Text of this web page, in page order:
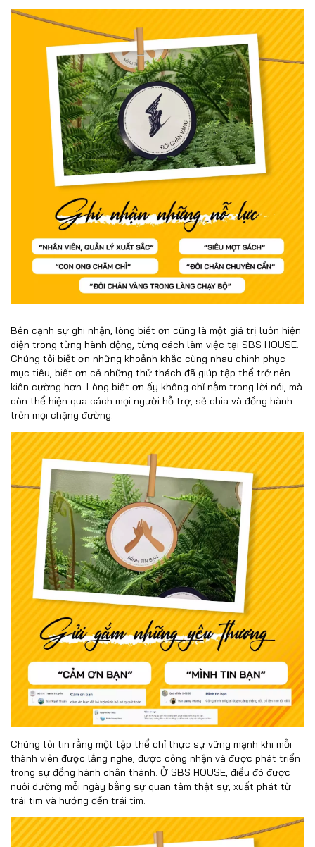
Bên cạnh sự ghi nhận, lòng biết ơn cũng là một giá trị luôn hiện
diện trong từng hành động, từng cách làm việc tại SBS HOUSE.
Chúng tôi biết ơn những khoảnh khắc cùng nhau chinh phục
mục tiêu, biết ơn cả những thử thách đã giúp tập thể trở nên
kiên cường hơn. Lòng biết ơn ấy không chỉ nằm trong lời nói, mà
còn thể hiện qua cách mọi người hỗ trợ, sẻ chia và đồng hành
trên mọi chặng đường.
Chúng tôi tin rằng một tập thể chỉ thực sự vững mạnh khi mỗi
thành viên được lắng nghe, được công nhận và được phát triển
trong sự đồng hành chân thành. Ở SBS HOUSE, điều đó được
nuôi dưỡng mỗi ngày bằng sự quan tâm thật sự, xuất phát từ
trái tim và hướng đến trái tim.